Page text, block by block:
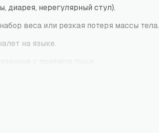
диарея, нерегулярный стул).
веса или резкая потеря массы тела.
на языке.